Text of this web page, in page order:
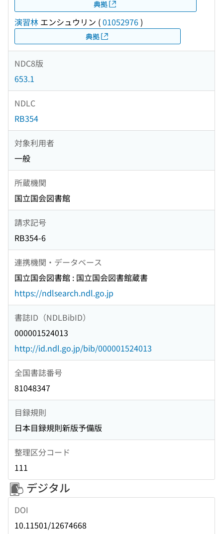
典拠
演習林 エンシュウリン (01052976)
典拠
NDC8版
653.1
NDLC
RB354
対象利用者
一般
所蔵機関
国立国会図書館
請求記号
RB354-6
連携機関・データベース
国立国会図書館 : 国立国会図書館蔵書
https://ndlsearch.ndl.go.jp
書誌ID（NDLBibID）
000001524013
http://id.ndl.go.jp/bib/000001524013
全国書誌番号
81048347
目録規則
日本目録規則新版予備版
整理区分コード
111
デジタル
DOI
10.11501/12674668